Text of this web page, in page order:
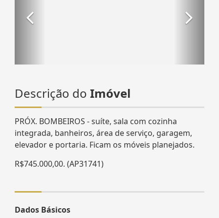
Descrição do Imóvel
PRÓX. BOMBEIROS - suíte, sala com cozinha
integrada, banheiros, área de serviço, garagem,
elevador e portaria. Ficam os móveis planejados.
R$745.000,00. (AP31741)
Dados Básicos